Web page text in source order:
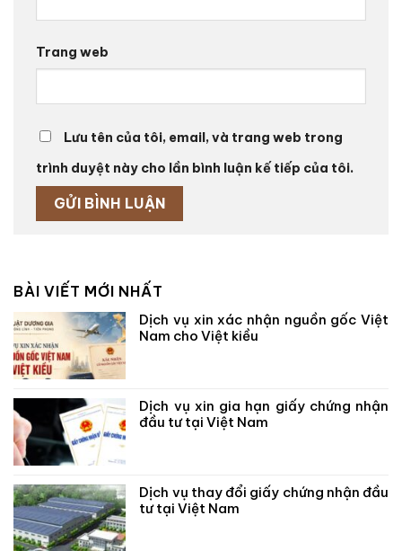
Trang web
Lưu tên của tôi, email, và trang web trong
trình duyệt này cho lần bình luận kế tiếp của tôi.
BÀI VIẾT MỚI NHẤT
Dịch vụ xin xác nhận nguồn gốc Việt
Nam cho Việt kiều
Dịch vụ xin gia hạn giấy chứng nhận
đầu tư tại Việt Nam
Dịch vụ thay đổi giấy chứng nhận đầu
tư tại Việt Nam